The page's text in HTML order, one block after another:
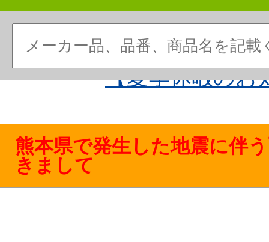
【夏季休暇のお
熊本県で発生した地震に伴
きまして